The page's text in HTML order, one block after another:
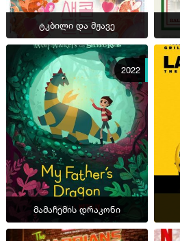
ტკბილი და მჟავე
2022
მამაჩემის დრაკონი